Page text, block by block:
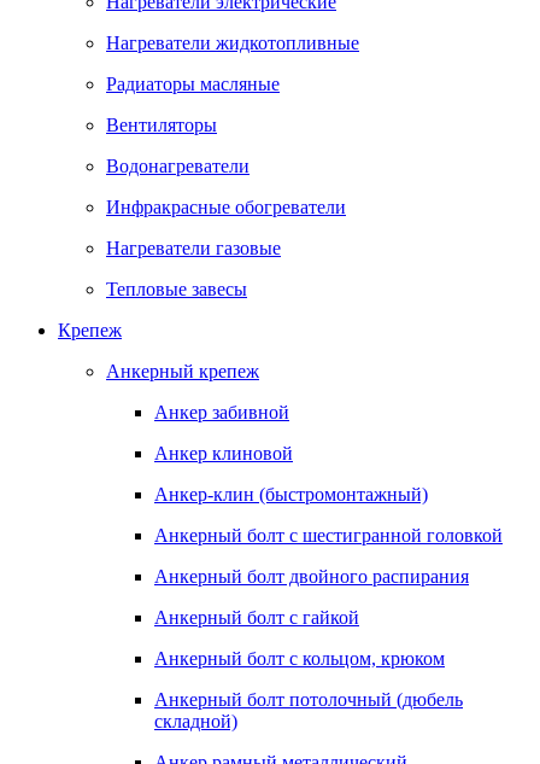
Нагреватели жидкотопливные
Радиаторы масляные
Вентиляторы
Водонагреватели
Инфракрасные обогреватели
Нагреватели газовые
Тепловые завесы
Крепеж
Анкерный крепеж
Анкер забивной
Анкер клиновой
Анкер-клин (быстромонтажный)
Анкерный болт с шестигранной головкой
Анкерный болт двойного распирания
Анкерный болт с гайкой
Анкерный болт с кольцом, крюком
Анкерный болт потолочный (дюбель
складной)